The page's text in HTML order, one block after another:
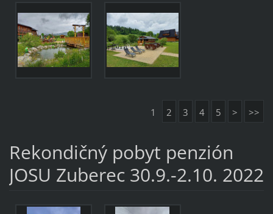
1 2 3 4 5 > >>
Rekondičný pobyt penzión
JOSU Zuberec 30.9.-2.10. 2022